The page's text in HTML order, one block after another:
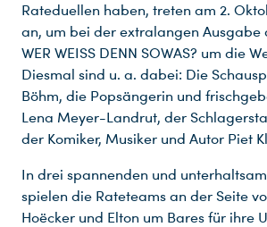
Rateduellen haben, treten am 2.
an, um bei der extralangen Ausgabe
WER WEISS DENN SOWAS? um die
Diesmal sind u. a. dabei: Die
Böhm, die Popsängerin und
Lena Meyer-Landrut, der
der Komiker, Musiker und Autor Piet
In drei spannenden und
spielen die Rateteams an der Seite
Hoëcker und Elton um Bares für ihre